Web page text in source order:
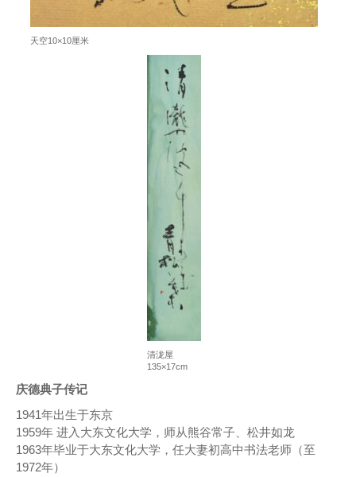
天空10×10厘米
清泷屋
135×17cm
庆德典子传记
1941年出生于东京
1959年 进入大东文化大学，师从熊谷常子、松井如龙
1963年毕业于大东文化大学，任大妻初高中书法老师（至
1972年）